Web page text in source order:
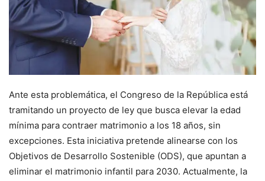
Ante esta problemática, el Congreso de la República está
tramitando un proyecto de ley que busca elevar la edad
mínima para contraer matrimonio a los 18 años, sin
excepciones. Esta iniciativa pretende alinearse con los
Objetivos de Desarrollo Sostenible (ODS), que apuntan a
eliminar el matrimonio infantil para 2030. Actualmente, la